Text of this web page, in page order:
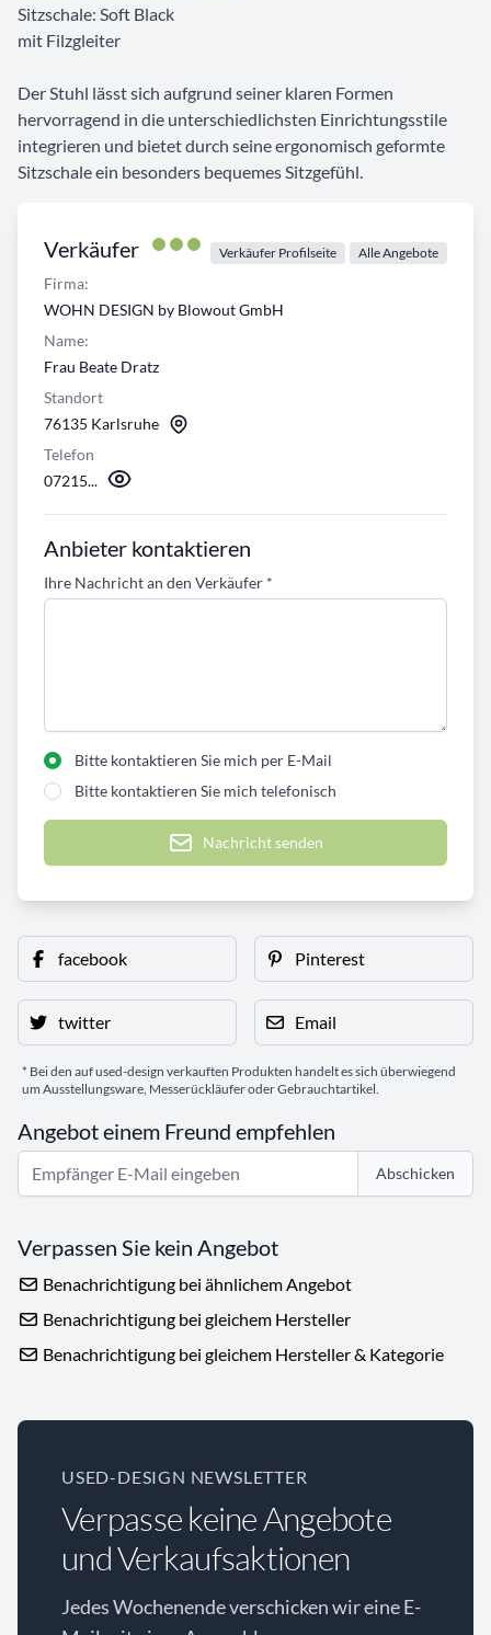
Verkäufer Verkäufer Profilseite Alle Angebote
Firma:
WOHN DESIGN by Blowout GmbH
Name:
Frau Beate Dratz
Standort
76135 Karlsruhe
Telefon
07215...
Anbieter kontaktieren
Ihre Nachricht an den Verkäufer *
Bitte kontaktieren Sie mich per E-Mail
Bitte kontaktieren Sie mich telefonisch
Nachricht senden
Sitzschale: Soft Black
mit Filzgleiter
Der Stuhl lässt sich aufgrund seiner klaren Formen
hervorragend in die unterschiedlichsten Einrichtungsstile
integrieren und bietet durch seine ergonomisch geformte
Sitzschale ein besonders bequemes Sitzgefühl.
facebook Pinterest
twitter Email
* Bei den auf used-design verkauften Produkten handelt es sich überwiegend
um Ausstellungsware, Messerückläufer oder Gebrauchtartikel.
Angebot einem Freund empfehlen
Abschicken
Verpassen Sie kein Angebot
Benachrichtigung bei ähnlichem Angebot
Benachrichtigung bei gleichem Hersteller
Benachrichtigung bei gleichem Hersteller & Kategorie
USED-DESIGN NEWSLETTER
Verpasse keine Angebote
und Verkaufsaktionen
Jedes Wochenende verschicken wir eine E-